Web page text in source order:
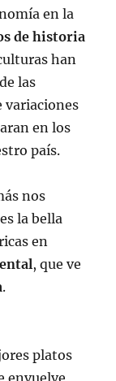
en la
de historia
han
las
variaciones
en los
país.
nos
la bella
en
, que ve
.
platos
envuelve